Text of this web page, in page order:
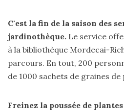
C'est la fin de la saison des
jardinothèque. Le service
à la bibliothèque Mordecai-
parcours. En tout, 200
de 1000 sachets de graines
Freinez la poussée de